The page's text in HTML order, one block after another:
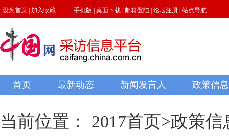
当前位置： 2017首页>政策信